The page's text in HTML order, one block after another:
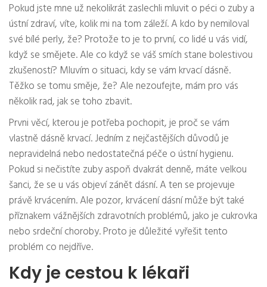
Pokud jste mne už nekolikrát zaslechli mluvit o péci o zuby a
ústní zdraví, víte, kolik mi na tom záleží. A kdo by nemiloval
své bílé perly, že? Protože to je to první, co lidé u vás vidí,
když se smějete. Ale co když se váš smích stane bolestivou
zkušeností? Mluvím o situaci, kdy se vám krvací dásně.
Těžko se tomu směje, že? Ale nezoufejte, mám pro vás
několik rad, jak se toho zbavit.
Prvni věcí, kterou je potřeba pochopit, je proč se vám
vlastně dásně krvací. Jedním z nejčastějších důvodů je
nepravidelná nebo nedostatečná péče o ústní hygienu.
Pokud si nečistíte zuby aspoň dvakrát denně, máte velkou
šanci, že se u vás objeví zánět dásní. A ten se projevuje
právě krvácením. Ale pozor, krvácení dásní může být také
příznakem vážnějších zdravotních problémů, jako je cukrovka
nebo srdeční choroby. Proto je důležité vyřešit tento
problém co nejdříve.
Kdy je cestou k lékaři